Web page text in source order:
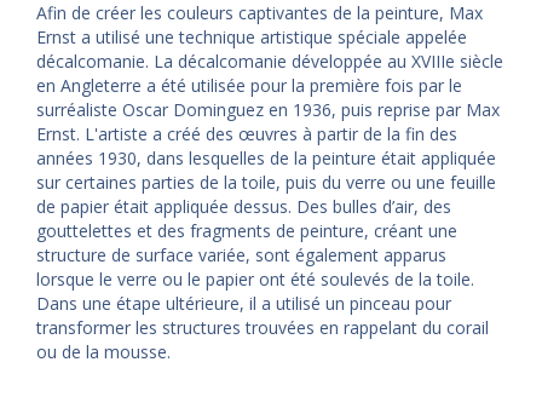
Afin de créer les couleurs captivantes de la peinture, Max
Ernst a utilisé une technique artistique spéciale appelée
décalcomanie. La décalcomanie développée au XVIIIe siècle
en Angleterre a été utilisée pour la première fois par le
surréaliste Oscar Dominguez en 1936, puis reprise par Max
Ernst. L'artiste a créé des œuvres à partir de la fin des
années 1930, dans lesquelles de la peinture était appliquée
sur certaines parties de la toile, puis du verre ou une feuille
de papier était appliquée dessus. Des bulles d’air, des
gouttelettes et des fragments de peinture, créant une
structure de surface variée, sont également apparus
lorsque le verre ou le papier ont été soulevés de la toile.
Dans une étape ultérieure, il a utilisé un pinceau pour
transformer les structures trouvées en rappelant du corail
ou de la mousse.